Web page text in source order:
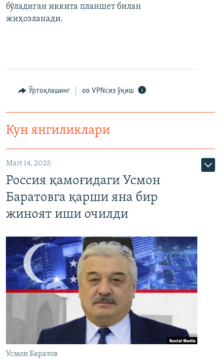
бўладиган иккита планшет билан
жиҳозланади.
Ўртоқлашинг VPNсиз ўқиш
Кун янгиликлари
Mart 14, 2025
Россия қамоғидаги Усмон
Баратовга қарши яна бир
жиноят иши очилди
Усмон Баратов